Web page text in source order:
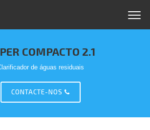
COMPACTO 2.1
de águas residuais
CONTACTE-NOS